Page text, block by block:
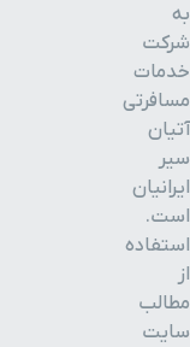
ترمینال شرق
سفارت اردن
پارک دلفین
(دلفیناریوم)
رستوران گردان
برج میلاد
به
شرکت
خدمات
مسافرتی
آتیان
سیر
ایرانیان
است.
استفاده
از
مطالب
سایت